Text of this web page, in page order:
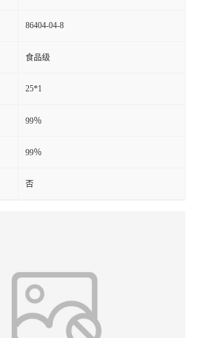
86404-04-8
食品级
25*1
99％
99％
否